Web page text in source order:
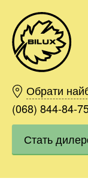
Обрати
(068) 844-84-
Стать
Киев
Харьков
Одесса
Днепр
Ивано-
Область